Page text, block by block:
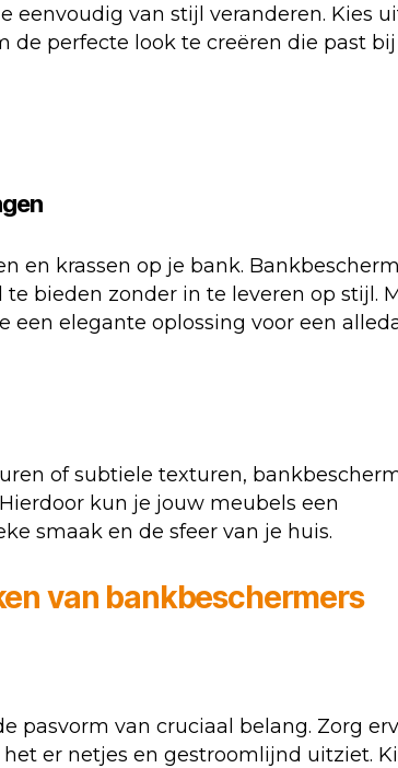
eenvoudig van stijl veranderen. Kies
de perfecte look te creëren die past bij
en krassen op je bank.
bieden zonder in te leveren op stijl.
elegante oplossing voor een
of subtiele texturen,
kun je jouw meubels een
smaak en de sfeer van je huis.
van bankbeschermers
pasvorm van cruciaal belang. Zorg
er netjes en gestroomlijnd uitziet.